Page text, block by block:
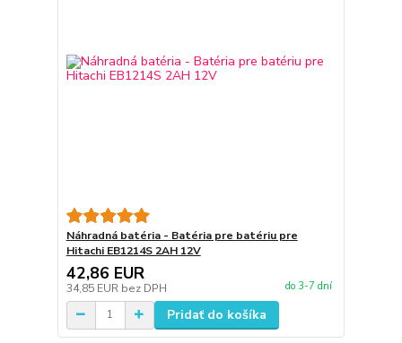
Náhradná batéria - Batéria pre batériu pre
Hitachi EB1214S 2AH 12V
42,86 EUR
34,85 EUR bez DPH do 3-7 dní
Pridať do košíka